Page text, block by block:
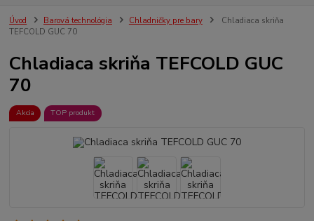
Úvod Barová technológia Chladničky pre bary
Chladiaca skriňa
TEFCOLD GUC 70
Chladiaca skriňa TEFCOLD GUC
70
Akcia TOP produkt